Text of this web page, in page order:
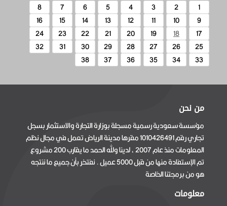
1
2
3
4
5
6
7
8
9
10
11
12
13
14
15
16
17
18
19
20
21
22
23
24
25
26
27
28
29
30
31
32
33
34
35
36
37
38
من نحن
مؤسسة سعودية رسمية مسجلة بوزارة التجارة والاستثمار بسجل
تجاري رقم 1010426491 مقرها مدينة الرياض تعمل في مجال نظم
المعلومات منذ عام 2007 ، لدينا ولله الحمد ما يقارب 200 مشروع
تم الإستفادة منها من قبل 5000 عميل . نفتخر بأن جميع ما ننتجه
هو من برمجتنا الخاصة
معلومات